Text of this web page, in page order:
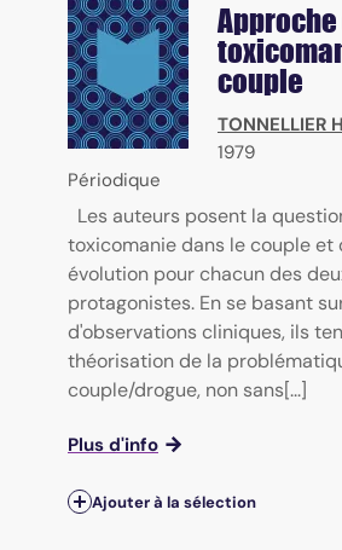
couple
TONNELLIER
1979
Périodique
Les auteurs posent la
toxicomanie dans le couple et
évolution pour chacun des
protagonistes. En se basant
d'observations cliniques, ils
théorisation de la
couple/drogue, non sans[...]
Plus d'info
Ajouter à la sélection